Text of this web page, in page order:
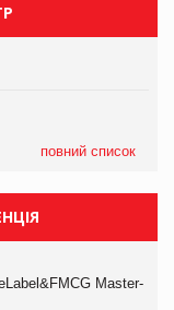
повний список
Master-